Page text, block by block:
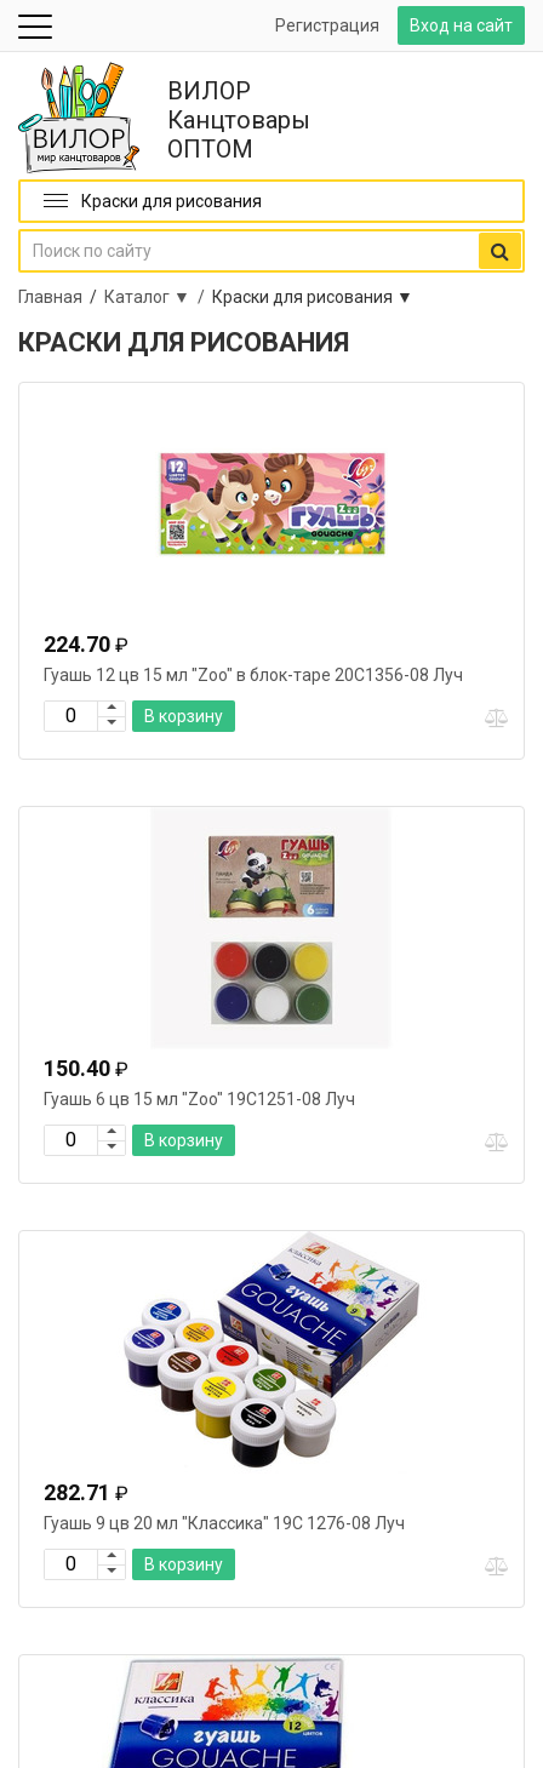
Вход на сайт
Регистрация
ВИЛОР
Канцтовары
ОПТОМ
Краски для рисования
Главная / Каталог ▼ / Краски для рисования ▼
КРАСКИ ДЛЯ РИСОВАНИЯ
224.70 ₽
Гуашь 12 цв 15 мл "Zoo" в блок-таре 20С1356-08 Луч
В корзину
150.40 ₽
Гуашь 6 цв 15 мл "Zoo" 19С1251-08 Луч
В корзину
282.71 ₽
Гуашь 9 цв 20 мл "Классика" 19С 1276-08 Луч
В корзину